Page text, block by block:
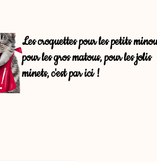
Les croquettes pour les petits
pour les gros matous, pour les jolis
minets, c'est par ici !